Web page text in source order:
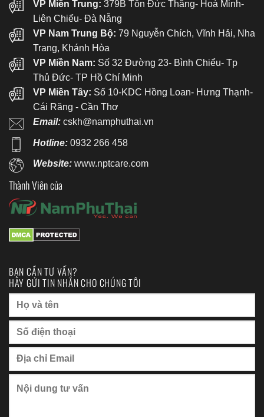
VP Miền Trung: 379B Tôn Đức Thắng- Hoà Minh-
Liên Chiểu- Đà Nẵng
VP Nam Trung Bộ: 79 Nguyễn Chích, Vĩnh Hải, Nha
Trang, Khánh Hòa
VP Miền Nam: Số 32 Đường 23- Bình Chiểu- Tp
Thủ Đức- TP Hồ Chí Minh
VP Miền Tây: Số 10-KDC Hồng Loan- Hưng Thạnh-
Cái Răng - Cần Thơ
Email: cskh@namphuthai.vn
Hotline: 0932 266 458
Website:www.nptcare.com
Thành Viên của
BẠN CẦN TƯ VẤN?
HÃY GỬI TIN NHẮN CHO CHÚNG TÔI